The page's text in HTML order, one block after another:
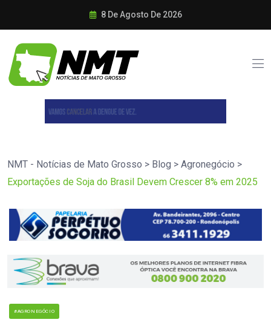
8 De Agosto De 2026
NMT - Notícias de Mato Grosso > Blog > Agronegócio >
Exportações de Soja do Brasil Devem Crescer 8% em 2025
#AGRONEGÓCIO